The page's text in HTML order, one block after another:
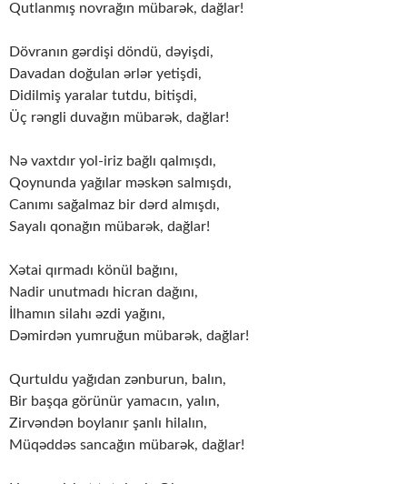
Qutlanmış novrağın mübarək, dağlar!
Dövranın gərdişi döndü, dəyişdi,
Davadan doğulan ərlər yetişdi,
Didilmiş yaralar tutdu, bitişdi,
Üç rəngli duvağın mübarək, dağlar!
Nə vaxtdır yol-iriz bağlı qalmışdı,
Qoynunda yağılar məskən salmışdı,
Canımı sağalmaz bir dərd almışdı,
Sayalı qonağın mübarək, dağlar!
Xətai qırmadı könül bağını,
Nadir unutmadı hicran dağını,
İlhamın silahı əzdi yağını,
Dəmirdən yumruğun mübarək, dağlar!
Qurtuldu yağıdan zənburun, balın,
Bir başqa görünür yamacın, yalın,
Zirvəndən boylanır şanlı hilalın,
Müqəddəs sancağın mübarək, dağlar!